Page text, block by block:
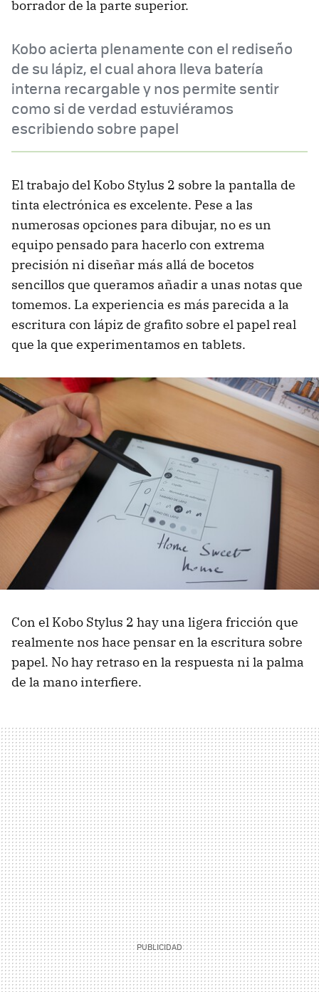
borrador de la parte superior.
Kobo acierta plenamente con el rediseño
de su lápiz, el cual ahora lleva batería
interna recargable y nos permite sentir
como si de verdad estuviéramos
escribiendo sobre papel
El trabajo del Kobo Stylus 2 sobre la pantalla de
tinta electrónica es excelente. Pese a las
numerosas opciones para dibujar, no es un
equipo pensado para hacerlo con extrema
precisión ni diseñar más allá de bocetos
sencillos que queramos añadir a unas notas que
tomemos. La experiencia es más parecida a la
escritura con lápiz de grafito sobre el papel real
que la que experimentamos en tablets.
Con el Kobo Stylus 2 hay una ligera fricción que
realmente nos hace pensar en la escritura sobre
papel. No hay retraso en la respuesta ni la palma
de la mano interfiere.